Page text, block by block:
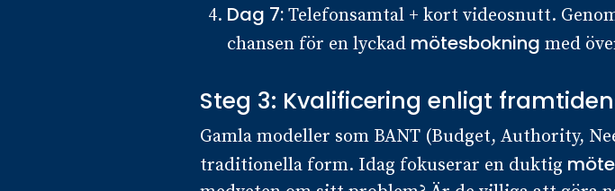
Dag 7: Telefonsamtal + kort videosnutt.
chansen för en lyckad mötesbokning med
Steg 3: Kvalificering enligt
Gamla modeller som BANT (Budget, Authority,
traditionella form. Idag fokuserar en duktig